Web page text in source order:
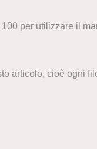
per utilizzare il
articolo, cioè ogni